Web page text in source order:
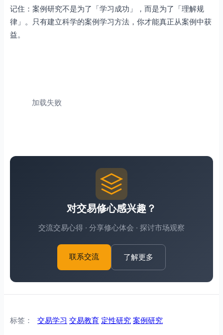
记住：案例研究不是为了「学习成功」，而是为了「理解规
律」。只有建立科学的案例学习方法，你才能真正从案例中获
益。
加载失败
对交易修心感兴趣？
交流交易心得 · 分享修心体会 · 探讨市场观察
联系交流 了解更多
标签： 交易学习 交易教育 定性研究 案例研究